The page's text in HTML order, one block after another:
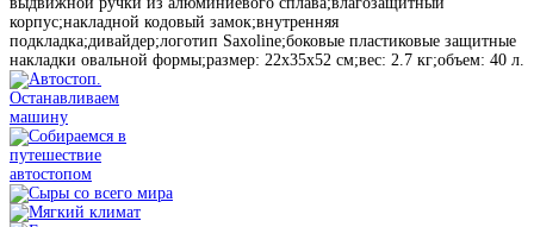
корпус;накладной кодовый замок;внутренняя
подкладка;дивайдер;логотип Saxoline;боковые пластиковые защитные
накладки овальной формы;размер: 22х35х52 см;вес: 2.7 кг;объем: 40 л.